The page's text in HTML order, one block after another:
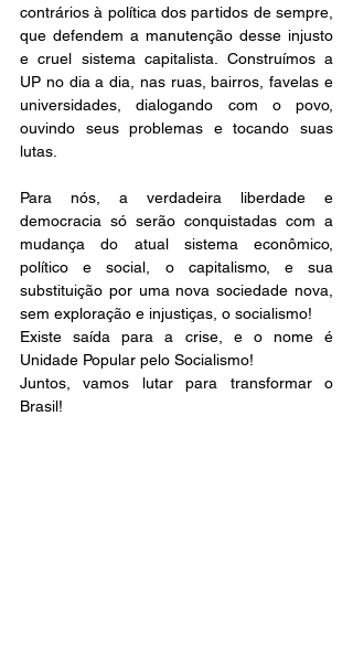
contrários à política dos partidos de sempre,
que defendem a manutenção desse injusto
e cruel sistema capitalista. Construímos a
UP no dia a dia, nas ruas, bairros, favelas e
universidades, dialogando com o povo,
ouvindo seus problemas e tocando suas
lutas.
Para nós, a verdadeira liberdade e
democracia só serão conquistadas com a
mudança do atual sistema econômico,
político e social, o capitalismo, e sua
substituição por uma nova sociedade nova,
sem exploração e injustiças, o socialismo!
Existe saída para a crise, e o nome é
Unidade Popular pelo Socialismo!
Juntos, vamos lutar para transformar o
Brasil!